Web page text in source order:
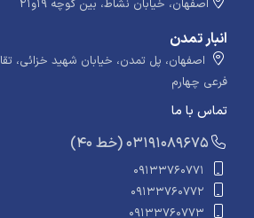
اصفهان، خیابان نشاط، بین کوچه ۱۹و۲۱
انبار تمدن
اصفهان، پل تمدن، خیابان شهید خزائی،
فرعی چهارم
تماس با ما
​​​ (40 خط) 03191089675
09133760771
09133760772
09133760773